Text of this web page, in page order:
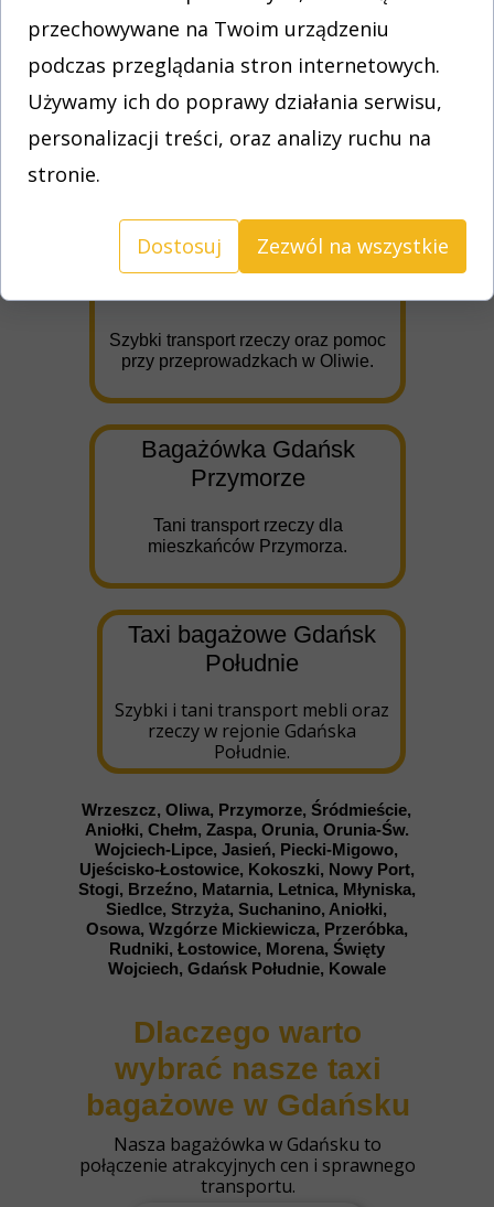
Wrzeszcz, Oliwa, Przymorze, Śródmieście,
Aniołki, Chełm, Zaspa, Orunia, Orunia-Św.
Wojciech-Lipce, Jasień, Piecki-Migowo,
Ujeścisko-Łostowice, Kokoszki, Nowy Port,
Stogi, Brzeźno, Matarnia, Letnica, Młyniska,
Siedlce, Strzyża, Suchanino, Aniołki,
Osowa, Wzgórze Mickiewicza, Przeróbka,
Rudniki, Łostowice, Morena, Święty
Wojciech, Gdańsk Południe, Kowale
Bagażówka Gdańsk
Przymorze
Tani transport rzeczy dla
mieszkańców Przymorza.
Taxi bagażowe Gdańsk
Oliwa
Szybki transport rzeczy oraz pomoc
przy przeprowadzkach w Oliwie.
Taxi bagażowe Gdańsk
Południe
Szybki i tani transport mebli oraz
rzeczy w rejonie Gdańska
Południe.
Bagażówka Gdańsk
Wrzeszcz
Transport mebli, sprzętu i różnych
miejscowości.
Nasza bagażówka w Gdańsku to
połączenie atrakcyjnych cen i sprawnego
transportu.
Dlaczego warto
wybrać nasze taxi
bagażowe w Gdańsku
przechowywane na Twoim urządzeniu
podczas przeglądania stron internetowych.
Używamy ich do poprawy działania serwisu,
personalizacji treści, oraz analizy ruchu na
stronie.
Dostosuj Zezwól na wszystkie